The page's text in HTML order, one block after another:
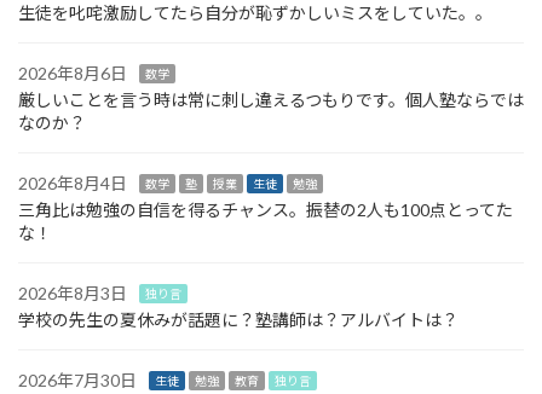
生徒を叱咤激励してたら自分が恥ずかしいミスをしていた。。
2026年8月6日 数学
厳しいことを言う時は常に刺し違えるつもりです。個人塾ならでは
なのか？
2026年8月4日 数学 塾 授業 生徒 勉強
三角比は勉強の自信を得るチャンス。振替の2人も100点とってた
な！
2026年8月3日 独り言
学校の先生の夏休みが話題に？塾講師は？アルバイトは？
2026年7月30日 生徒 勉強 教育 独り言